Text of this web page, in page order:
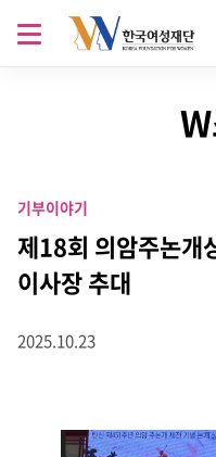
Skip to content
메뉴 열기
기부이야기
제18회 의암주논개
이사장 추대
2025.10.23